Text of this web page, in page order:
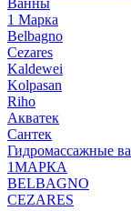
Ванны
1 Марка
Belbagno
Cezares
Kaldewei
Kolpasan
Riho
Акватек
Сантек
Гидромассажные
1МАРКА
BELBAGNO
CEZARES